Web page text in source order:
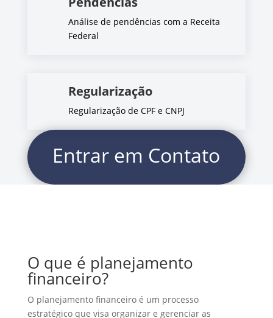
Análise de pendências com a Receita
Federal
Regularização
Regularização de CPF e CNPJ
Entrar em Contato
O que é planejamento
financeiro?
O planejamento financeiro é um processo
estratégico que visa organizar e gerenciar as